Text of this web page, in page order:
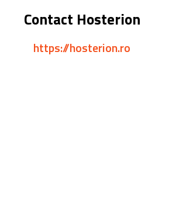
Contact Hosterion
https://hosterion.ro